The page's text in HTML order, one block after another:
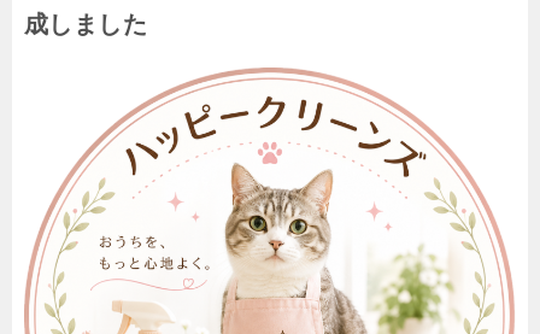
成しました